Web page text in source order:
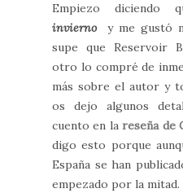
Empiezo diciendo
inviernoy me gustó
supe que Reservoir
otro lo compré de
más sobre el autor y
os dejo algunos
cuento en la reseña de
digo esto porque
España se han
empezado por la mitad.